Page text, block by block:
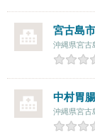
宮古島
沖縄県宮古
中村胃
沖縄県宮古